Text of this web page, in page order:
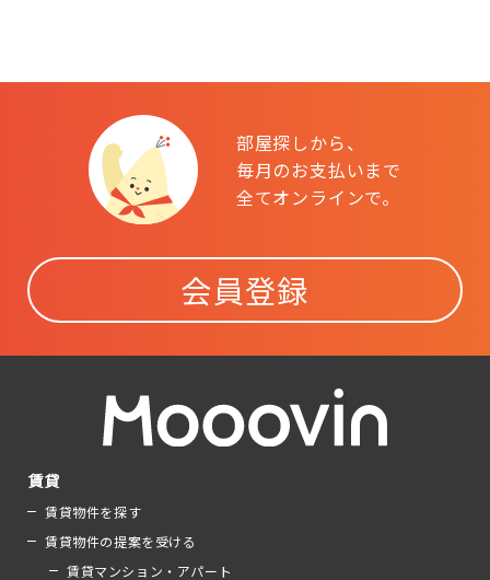
部屋探しから、
毎月のお支払いまで
全てオンラインで。
会員登録
賃貸
賃貸物件を探す
賃貸物件の提案を受ける
賃貸マンション・アパート